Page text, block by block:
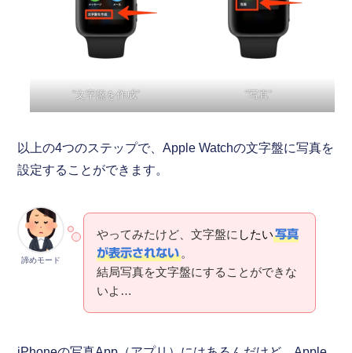
“文字盤を作成” “写真”
以上の4つのステップで、Apple Watchの文字盤に写真を
設定することができます。
諦めモード
やってみたけど、文字盤に したい写真
が表示されない。
結局写真を文字盤にすることができな
いよ…